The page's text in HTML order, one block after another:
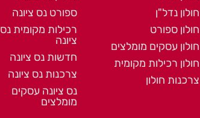
חולון נדל"ן
חולון ספורט
חולון עסקים מומלצים
חולון רכילות מקומית
צרכנות חולון
ספורט נס ציונה
רכילות מקומית נס
ציונה
חדשות נס ציונה
צרכנות נס ציונה
נס ציונה עסקים
מומלצים